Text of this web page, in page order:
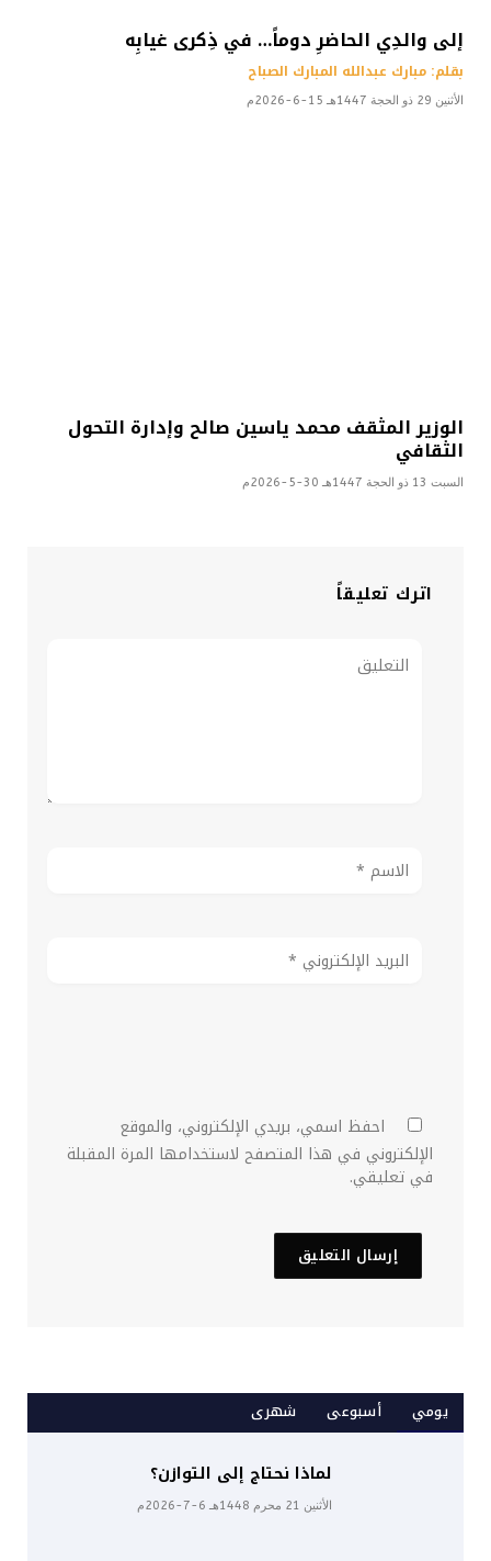
إلى والدِي الحاضرِ دوماً… في ذِكرى غيابِه
بقلم: مبارك عبدالله المبارك الصباح
الأثنين 29 ذو الحجة 1447هـ 15-6-2026م
الوزير المثقف محمد ياسين صالح وإدارة التحول
الثقافي
السبت 13 ذو الحجة 1447هـ 30-5-2026م
اترك تعليقاً
احفظ اسمي، بريدي الإلكتروني، والموقع
الإلكتروني في هذا المتصفح لاستخدامها المرة المقبلة
في تعليقي.
يومي أسبوعى شهرى
لماذا نحتاج إلى التوازن؟
الأثنين 21 محرم 1448هـ 6-7-2026م